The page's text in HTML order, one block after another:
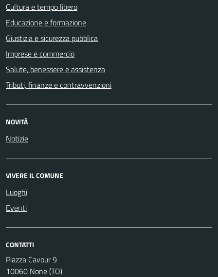
Cultura e tempo libero
Educazione e formazione
Giustizia e sicurezza pubblica
Imprese e commercio
Salute, benessere e assistenza
Tributi, finanze e contravvenzioni
NOVITÀ
Notizie
VIVERE IL COMUNE
Luoghi
Eventi
CONTATTI
Piazza Cavour 9
10060 None (TO)